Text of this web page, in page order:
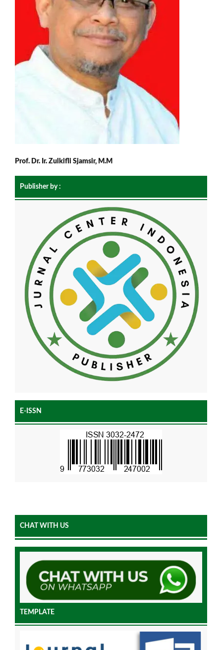
Prof. Dr. Ir. Zulkifli Sjamsir, M.M
Publisher by :
E-ISSN
CHAT WITH US
TEMPLATE